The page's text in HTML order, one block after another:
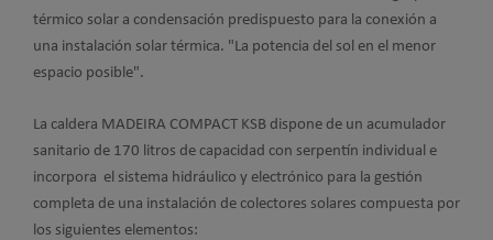
térmico solar a condensación predispuesto para la conexión a
una instalación solar térmica. "La potencia del sol en el menor
espacio posible".
La caldera MADEIRA COMPACT KSB dispone de un acumulador
sanitario de 170 litros de capacidad con serpentín individual e
incorpora el sistema hidráulico y electrónico para la gestión
completa de una instalación de colectores solares compuesta por
los siguientes elementos: